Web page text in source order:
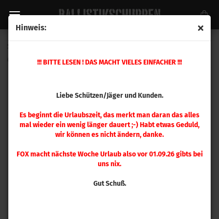
Hinweis:
!!! BITTE LESEN ! DAS MACHT VIELES EINFACHER !!!
Liebe Schützen/Jäger und Kunden.
Es beginnt die Urlaubszeit, das merkt man daran das alles
mal wieder ein wenig länger dauert ;-) Habt etwas Geduld,
wir können es nicht ändern, danke.
FOX macht nächste Woche Urlaub also vor 01.09.26 gibts bei
uns nix.
Gut Schuß.
Speer .400 Gold Dot 200gr 100 Stück
400200GDB)